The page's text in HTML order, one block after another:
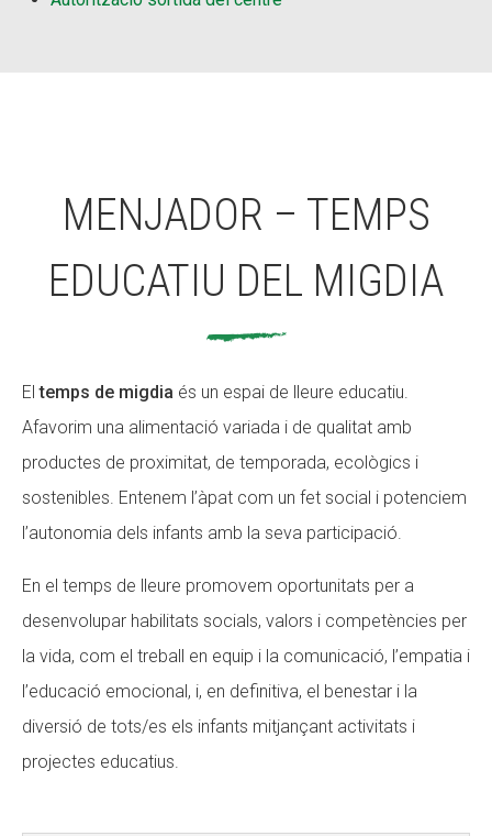
MENJADOR – TEMPS
EDUCATIU DEL MIGDIA
Eltemps de migdia és un espai de lleure educatiu.
Afavorim una alimentació variada i de qualitat amb
productes de proximitat, de temporada, ecològics i
sostenibles. Entenem l’àpat com un fet social i potenciem
l’autonomia dels infants amb la seva participació.
En el temps de lleure promovem oportunitats per a
desenvolupar habilitats socials, valors i competències per
la vida, com el treball en equip i la comunicació, l’empatia i
l’educació emocional, i, en definitiva, el benestar i la
diversió de tots/es els infants mitjançant activitats i
projectes educatius.